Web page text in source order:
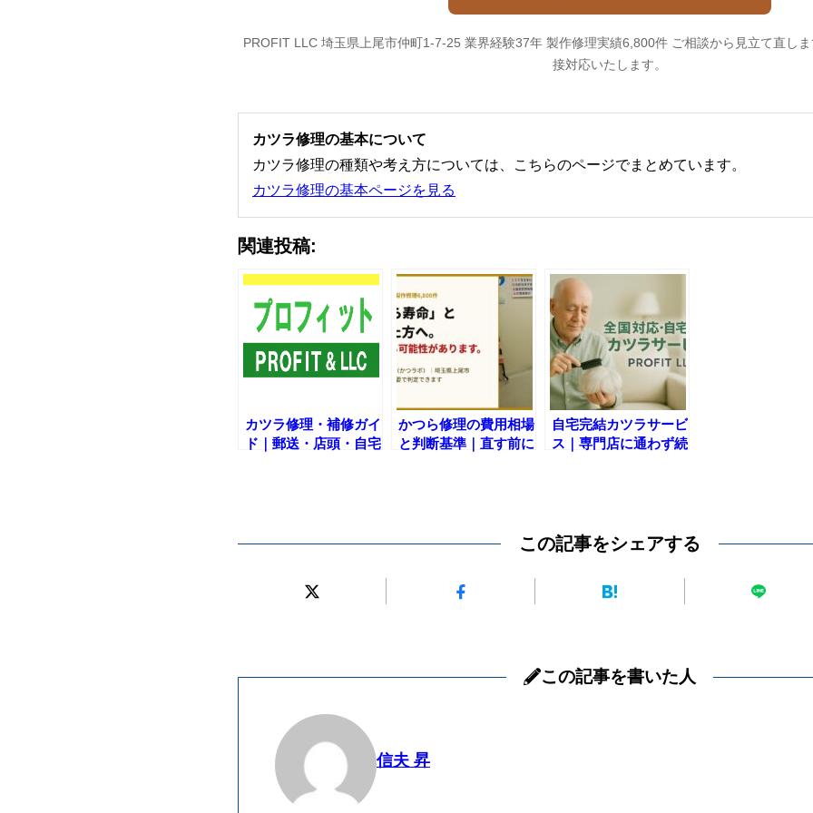
PROFIT LLC 埼玉県上尾市仲町1-7-25 業界経験37年 製作修理実績6,800件 ご相談から見立て直し
接対応いたします。
カツラ修理の基本について
カツラ修理の種類や考え方については、こちらのページでまとめています。
カツラ修理の基本ページを見る
関連投稿:
カツラ修理・補修ガイ
ド｜郵送・店頭・自宅
かつら修理の費用相場
と判断基準｜直す前に
自宅完結カツラサービ
ス｜専門店に通わず続
この記事をシェアする
この記事を書いた人
信夫 昇